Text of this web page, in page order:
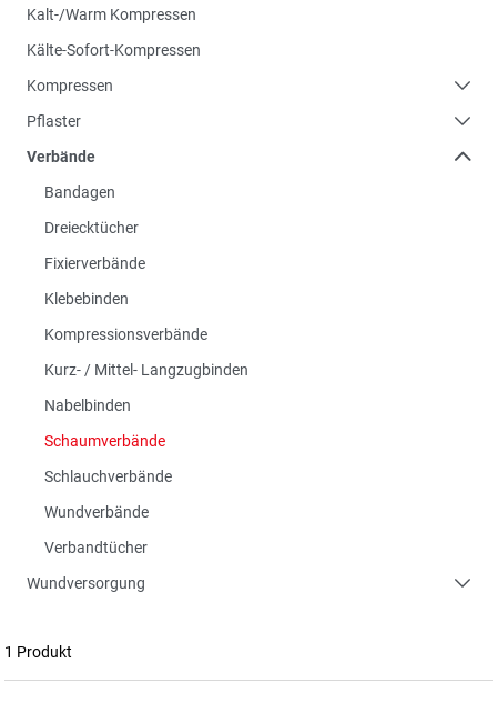
Kalt-/Warm Kompressen
Kälte-Sofort-Kompressen
Kompressen
Pflaster
Verbände
Bandagen
Dreiecktücher
Fixierverbände
Klebebinden
Kompressionsverbände
Kurz- / Mittel- Langzugbinden
Nabelbinden
Schaumverbände
Schlauchverbände
Wundverbände
Verbandtücher
Wundversorgung
1 Produkt